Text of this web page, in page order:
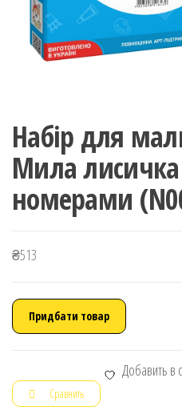
Набір для
Мила
номерами
₴513
Придбати товар
Добавить в
Сравнить